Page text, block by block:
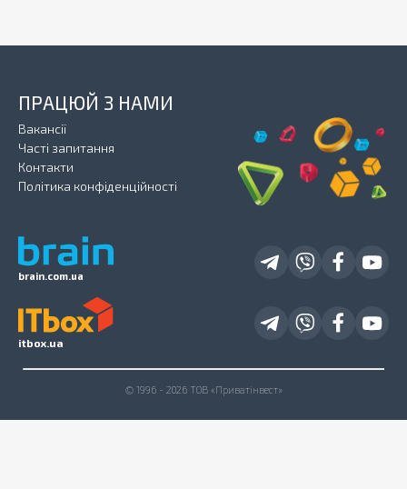
brain.com.ua
ПРАЦЮЙ З НАМИ
Вакансії
Часті запитання
Контакти
Політика конфіденційності
itbox.ua
© 1996 - 2026 ТОВ «Приватінвест»